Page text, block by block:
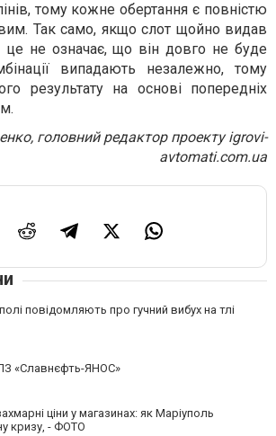
тому кожне обертання є повністю
Так само, якщо слот щойно видав
не означає, що він довго не буде
випадають незалежно, тому
результату на основі попередніх
головний редактор проекту igrovi-
avtomati.com.ua
повідомляють про гучний вибух на тлі
«Славнєфть-ЯНОС»
ціни у магазинах: як Маріуполь
кризу, - ФОТО